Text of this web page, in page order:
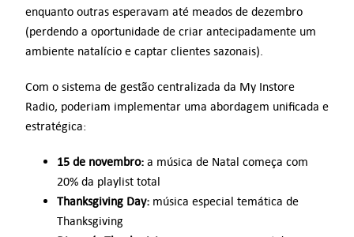
enquanto outras esperavam até meados de dezembro
(perdendo a oportunidade de criar antecipadamente um
ambiente natalício e captar clientes sazonais).
Com o sistema de gestão centralizada da My Instore
Radio, poderiam implementar uma abordagem unificada e
estratégica:
15 de novembro:a música de Natal começa com
20% da playlist total
Thanksgiving Day:música especial temática de
Thanksgiving